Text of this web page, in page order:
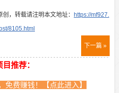
创，转载请注明本文地址：
https://mf927.
8105.html
下一篇 »
推荐：
免费赚钱！【点此进入】